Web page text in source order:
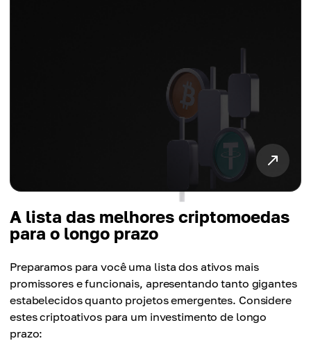
A lista das melhores criptomoedas
para o longo prazo
Preparamos para você uma lista dos ativos mais
promissores e funcionais, apresentando tanto gigantes
estabelecidos quanto projetos emergentes. Considere
estes criptoativos para um investimento de longo
prazo: